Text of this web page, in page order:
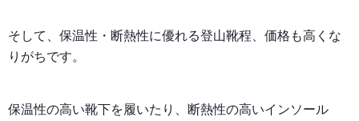
そして、保温性・断熱性に優れる登山靴程、価格も高くな
りがちです。
保温性の高い靴下を履いたり、断熱性の高いインソール